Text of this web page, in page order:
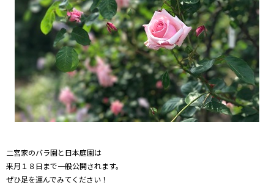
二宮家のバラ園と日本庭園は
来月１８日まで一般公開されます。
ぜひ足を運んでみてください！